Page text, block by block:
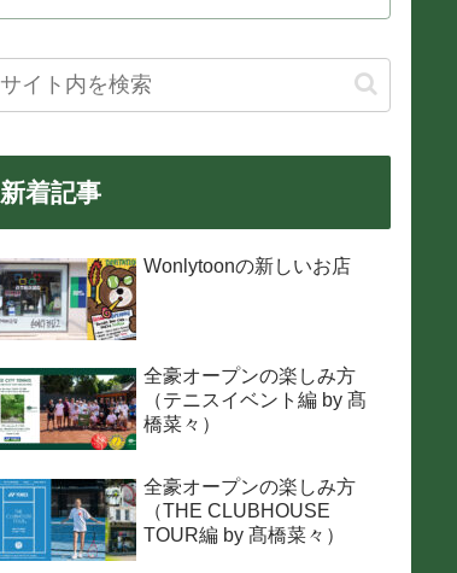
新着記事
Wonlytoonの新しいお店
全豪オープンの楽しみ方
（テニスイベント編 by 髙
橋菜々）
全豪オープンの楽しみ方
（THE CLUBHOUSE
TOUR編 by 髙橋菜々）